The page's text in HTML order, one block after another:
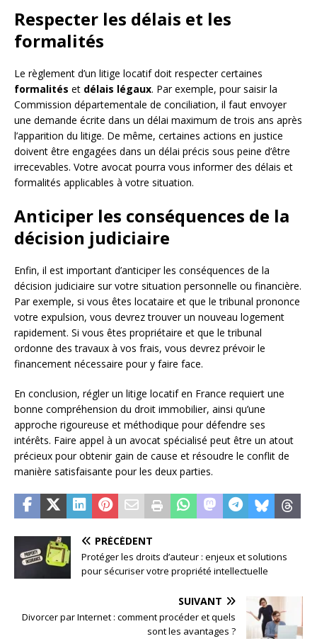
Respecter les délais et les
formalités
Le règlement d’un litige locatif doit respecter certaines
formalités et délais légaux. Par exemple, pour saisir la
Commission départementale de conciliation, il faut envoyer
une demande écrite dans un délai maximum de trois ans après
l’apparition du litige. De même, certaines actions en justice
doivent être engagées dans un délai précis sous peine d’être
irrecevables. Votre avocat pourra vous informer des délais et
formalités applicables à votre situation.
Anticiper les conséquences de la
décision judiciaire
Enfin, il est important d’anticiper les conséquences de la
décision judiciaire sur votre situation personnelle ou financière.
Par exemple, si vous êtes locataire et que le tribunal prononce
votre expulsion, vous devrez trouver un nouveau logement
rapidement. Si vous êtes propriétaire et que le tribunal
ordonne des travaux à vos frais, vous devrez prévoir le
financement nécessaire pour y faire face.
En conclusion, régler un litige locatif en France requiert une
bonne compréhension du droit immobilier, ainsi qu’une
approche rigoureuse et méthodique pour défendre ses
intérêts. Faire appel à un avocat spécialisé peut être un atout
précieux pour obtenir gain de cause et résoudre le conflit de
manière satisfaisante pour les deux parties.
PRÉCÉDENT
Protéger les droits d’auteur : enjeux et solutions
pour sécuriser votre propriété intellectuelle
SUIVANT
Divorcer par Internet : comment procéder et quels
sont les avantages ?